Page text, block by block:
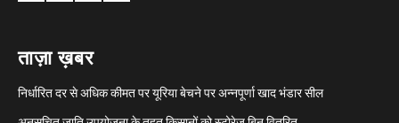
ताज़ा ख़बर
निर्धारित दर से अधिक कीमत पर यूरिया बेचने पर अन्नपूर्णा खाद भंडार सील